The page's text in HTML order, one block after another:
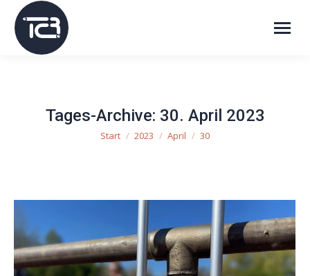
Tages-Archive: 30. April 2023
Sie befinden sich hier:
Start 2023 April 30